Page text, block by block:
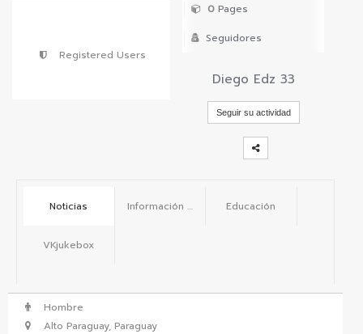
vKonnect
Notifications
Registered Users
0 Pages
Seguidores
Diego Edz 33
Seguir su actividad
Noticias Información básica Educación
VKjukebox
Hombre
Alto Paraguay, Paraguay